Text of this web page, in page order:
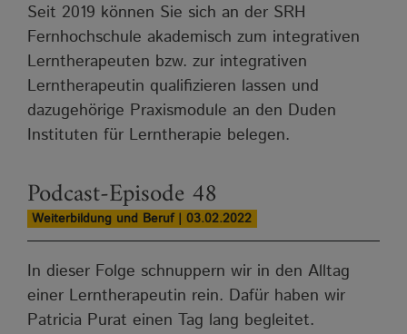
Seit 2019 können Sie sich an der SRH
Fernhochschule akademisch zum integrativen
Lerntherapeuten bzw. zur integrativen
Lerntherapeutin qualifizieren lassen und
dazugehörige Praxismodule an den Duden
Instituten für Lerntherapie belegen.
Podcast-Episode 48
Weiterbildung und Beruf | 03.02.2022
In dieser Folge schnuppern wir in den Alltag
einer Lerntherapeutin rein. Dafür haben wir
Patricia Purat einen Tag lang begleitet.